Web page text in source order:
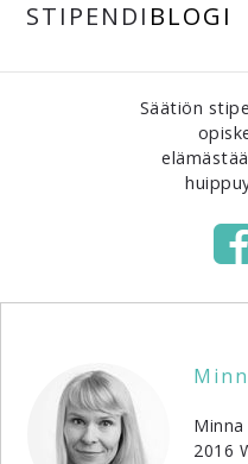
STIPENDI BLOGI
Säätiön
2016